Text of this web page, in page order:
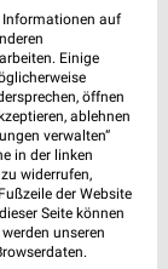
Informationen auf
Einige
öffnen
ablehnen
verwalten“
in der linken
widerrufen,
der Website
Seite können
unseren